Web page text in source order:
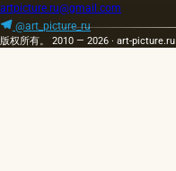
artpicture.ru@gmail.com
@art_picture_ru
版权所有。 2010 — 2026 · art-picture.ru